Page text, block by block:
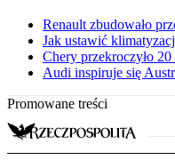
Renault zbudowało
Jak ustawić
Chery przekroczyło
Audi inspiruje się
Promowane treści